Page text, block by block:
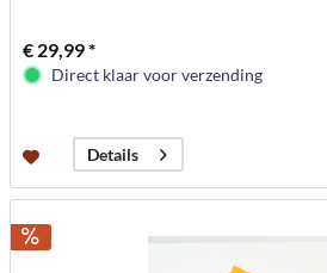
€ 29,99 *
Direct klaar voor verzending
Details